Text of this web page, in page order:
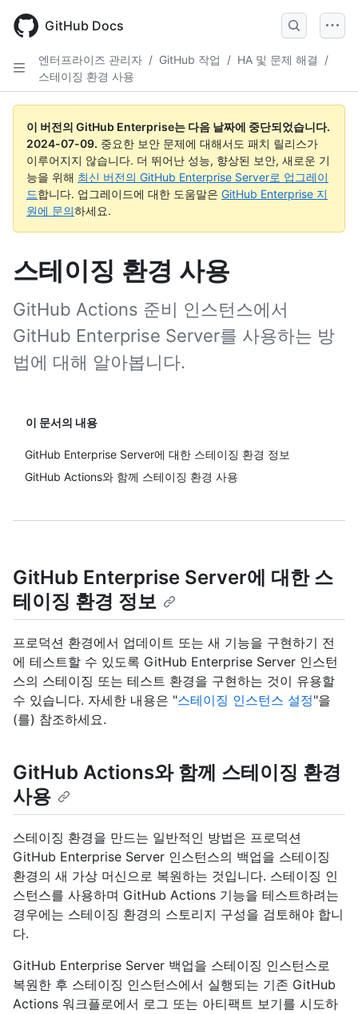
main
GitHub Docs
엔터프라이즈 관리자 / GitHub 작업 / HA 및 문제 해결
/
스테이징 환경 사용
이 버전의 GitHub Enterprise는 다음 날짜에 중단되었습니다.
2024-07-09. 중요한 보안 문제에 대해서도 패치 릴리스가
이루어지지 않습니다. 더 뛰어난 성능, 향상된 보안, 새로운 기
능을 위해 최신 버전의 GitHub Enterprise Server로 업그레이
드합니다. 업그레이드에 대한 도움말은 GitHub Enterprise 지
원에 문의하세요.
스테이징 환경 사용
GitHub Actions 준비 인스턴스에서
GitHub Enterprise Server를 사용하는 방
법에 대해 알아봅니다.
이 문서의 내용
GitHub Enterprise Server에 대한 스테이징 환경 정보
GitHub Actions와 함께 스테이징 환경 사용
GitHub Enterprise Server에 대한 스
테이징 환경 정보
프로덕션 환경에서 업데이트 또는 새 기능을 구현하기 전
에 테스트할 수 있도록 GitHub Enterprise Server 인스턴
스의 스테이징 또는 테스트 환경을 구현하는 것이 유용할
수 있습니다. 자세한 내용은 "스테이징 인스턴스 설정"을
(를) 참조하세요.
GitHub Actions와 함께 스테이징 환경
사용
스테이징 환경을 만드는 일반적인 방법은 프로덕션
GitHub Enterprise Server 인스턴스의 백업을 스테이징
환경의 새 가상 머신으로 복원하는 것입니다. 스테이징 인
스턴스를 사용하며 GitHub Actions 기능을 테스트하려는
경우에는 스테이징 환경의 스토리지 구성을 검토해야 합니
다.
GitHub Enterprise Server 백업을 스테이징 인스턴스로
복원한 후 스테이징 인스턴스에서 실행되는 기존 GitHub
Actions 워크플로에서 로그 또는 아티팩트 보기를 시도하